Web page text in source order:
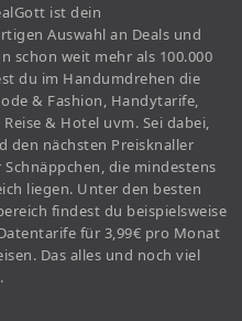
ist dein
Auswahl an Deals und
schon weit mehr als 100.000
du im Handumdrehen die
& Fashion, Handytarife,
& Hotel uvm. Sei dabei,
den nächsten Preisknaller
die mindestens
liegen. Unter den besten
findest du beispielsweise
für 3,99€ pro Monat
Das alles und noch viel